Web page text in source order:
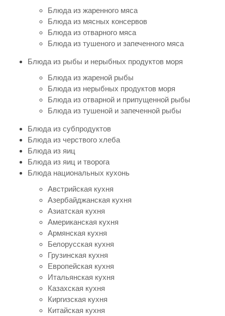
Блюда из жаренного мяса
Блюда из мясных консервов
Блюда из отварного мяса
Блюда из тушеного и запеченного мяса
Блюда из рыбы и нерыбных продуктов моря
Блюда из жареной рыбы
Блюда из нерыбных продуктов моря
Блюда из отварной и припущенной рыбы
Блюда из тушеной и запеченной рыбы
Блюда из субпродуктов
Блюда из черствого хлеба
Блюда из яиц
Блюда из яиц и творога
Блюда национальных кухонь
Австрийская кухня
Азербайджанская кухня
Азиатская кухня
Американская кухня
Армянская кухня
Белорусская кухня
Грузинская кухня
Европейская кухня
Итальянская кухня
Казахская кухня
Киргизская кухня
Китайская кухня